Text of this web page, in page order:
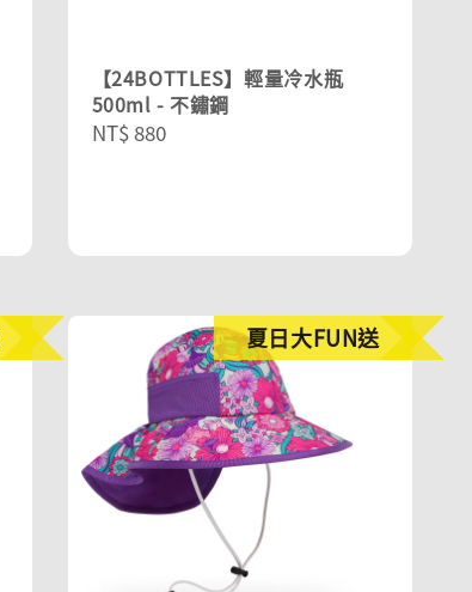
【24BOTTLES】輕量冷水瓶
500ml - 不鏽鋼
Regular
NT$ 880
夏日大FUN送